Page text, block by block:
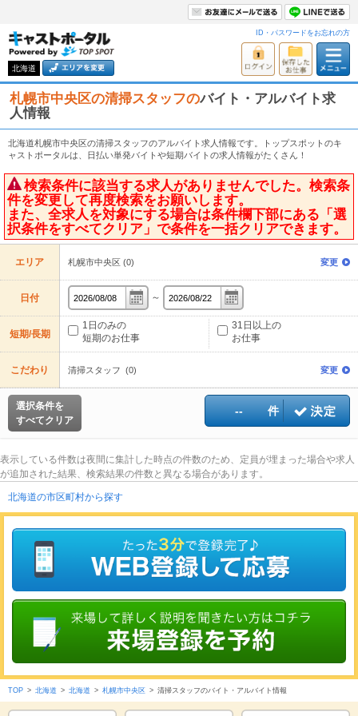
北海道
ID・パスワードをお忘れの方
札幌市中央区の清掃スタッフのバイト・アルバイト求
人情報
北海道札幌市中央区の清掃スタッフのアルバイト求人情報です。トップスポットのキ
ャストポータルは、日払い単発バイトや短期バイトの求人情報がたくさん！
検索条件に該当する求人がありませんでした。検索条
件を変更して再度検索をお願いします。
また、全求人を対象にする場合は条件欄下部にある「選
択条件をすべてクリア」で条件を一括クリアできます。
エリア 札幌市中央区 (0) 変更
日付 ～
短期/長期
1日のみの
短期のお仕事
31日以上の
お仕事
こだわり 清掃スタッフ (0) 変更
選択条件を
すべてクリア
-- 件
表示している件数は夜間に集計した時点の件数のため、定員が埋まった場合や求人
が追加された結果、検索結果の件数と異なる場合があります。
北海道の市区町村から探す
TOP > 北海道 > 北海道 > 札幌市中央区 > 清掃スタッフのバイト・アルバイト情報